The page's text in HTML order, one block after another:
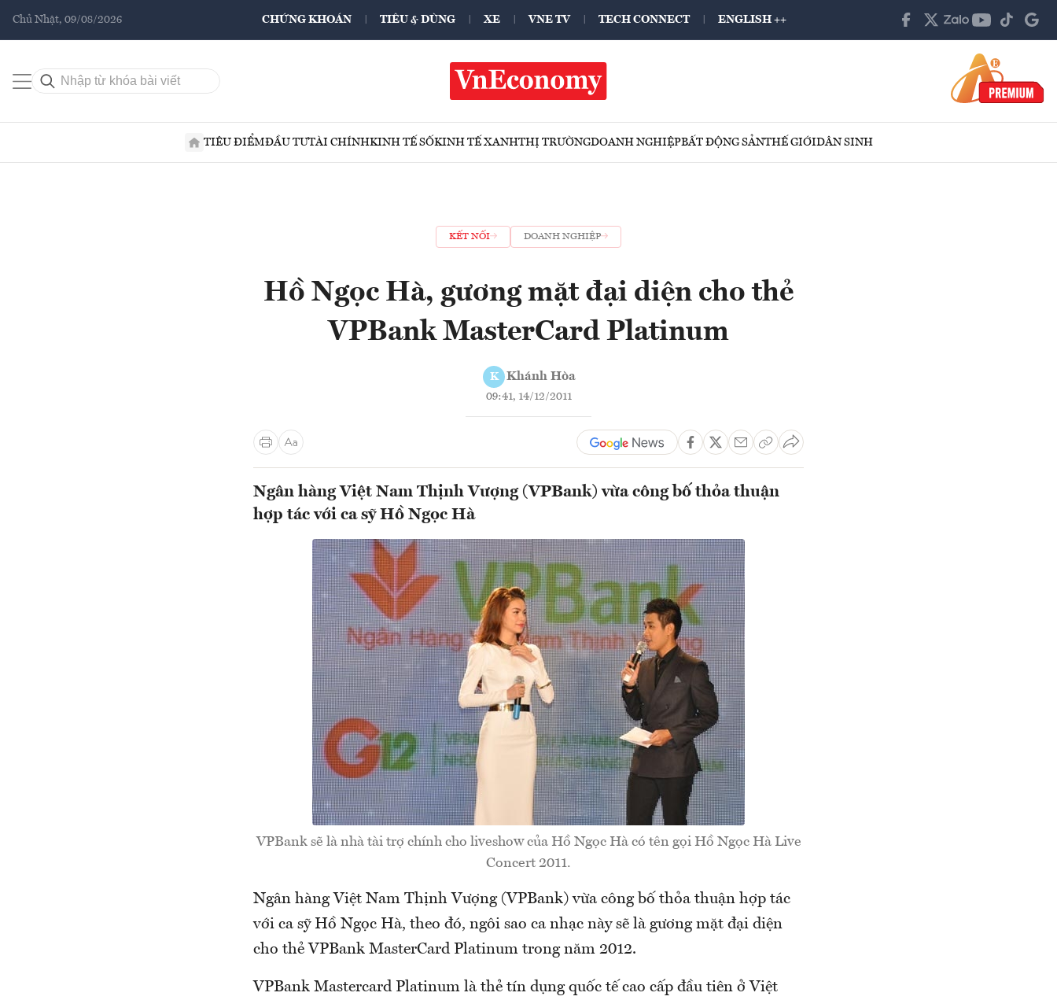
Chủ Nhật, 09/08/2026 CHỨNG KHOÁN TIÊU & DÙNG XE VNE TV TECH CONNECT ENGLISH ++
TIÊU ĐIỂMĐẦU TƯTÀI CHÍNHKINH TẾ SỐKINH TẾ XANHTHỊ TRƯỜNGDOANH NGHIỆPBẤT ĐỘNG SẢNTHẾ GIỚIDÂN SINH
KẾT NỐI DOANH NGHIỆP
Hồ Ngọc Hà, gương mặt đại diện cho thẻ
VPBank MasterCard Platinum
K Khánh Hòa
09:41, 14/12/2011
Ngân hàng Việt Nam Thịnh Vượng (VPBank) vừa công bố thỏa thuận
hợp tác với ca sỹ Hồ Ngọc Hà
VPBank sẽ là nhà tài trợ chính cho liveshow của Hồ Ngọc Hà có tên gọi Hồ Ngọc Hà Live
Concert 2011.
Ngân hàng Việt Nam Thịnh Vượng (VPBank) vừa công bố thỏa thuận hợp tác
với ca sỹ Hồ Ngọc Hà, theo đó, ngôi sao ca nhạc này sẽ là gương mặt đại diện
cho thẻ VPBank MasterCard Platinum trong năm 2012.
VPBank Mastercard Platinum là thẻ tín dụng quốc tế cao cấp đầu tiên ở Việt